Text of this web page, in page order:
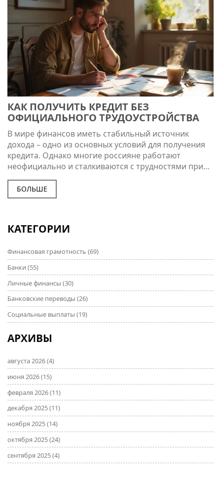
КАК ПОЛУЧИТЬ КРЕДИТ БЕЗ
ОФИЦИАЛЬНОГО ТРУДОУСТРОЙСТВА
В мире финансов иметь стабильный источник
дохода – одно из основных условий для получения
кредита. Однако многие россияне работают
неофициально и сталкиваются с трудностями при
обращении за займом. В этой статье рассмотрены
доступные варианты и стратегии для получения
кредита без официального трудоустройства. Мы
отсутствии официальной занятости.
БОЛЬШЕ
КАТЕГОРИИ
Финансовая грамотность (69)
Банки (55)
Личные финансы (30)
Банковские переводы (26)
Социальные выплаты (19)
АРХИВЫ
августа 2026(4)
июня 2026(15)
февраля 2026(11)
декабря 2025(11)
ноября 2025(14)
октября 2025(24)
сентября 2025(4)